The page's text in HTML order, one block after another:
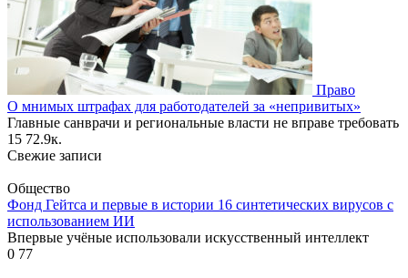
Право
О мнимых штрафах для работодателей за «непривитых»
Главные санврачи и региональные власти не вправе требовать
15 72.9к.
Свежие записи
Общество
Фонд Гейтса и первые в истории 16 синтетических вирусов с
использованием ИИ
Впервые учёные использовали искусственный интеллект
0 77